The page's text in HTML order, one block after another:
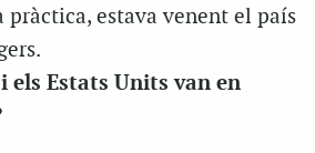
pràctica, estava venent el país
els Estats Units van en